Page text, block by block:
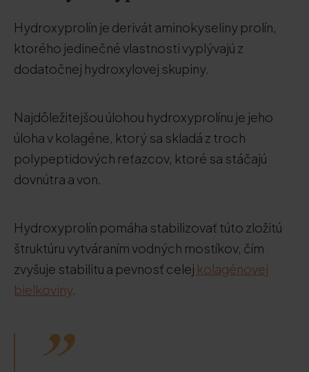
Hydroxyprolín je derivát aminokyseliny prolín,
ktorého jedinečné vlastnosti vyplývajú z
dodatočnej hydroxylovej skupiny.
Najdôležitejšou úlohou hydroxyprolínu je jeho
úloha v kolagéne, ktorý sa skladá z troch
polypeptidových reťazcov, ktoré sa stáčajú
dovnútra a von.
Hydroxyprolín pomáha stabilizovať túto zložitú
štruktúru vytváraním vodných mostíkov, čím
zvyšuje stabilitu a pevnosť celej kolagénovej
bielkoviny.